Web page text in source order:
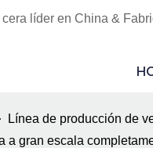
líder en China &
Línea de producción de
a gran escala